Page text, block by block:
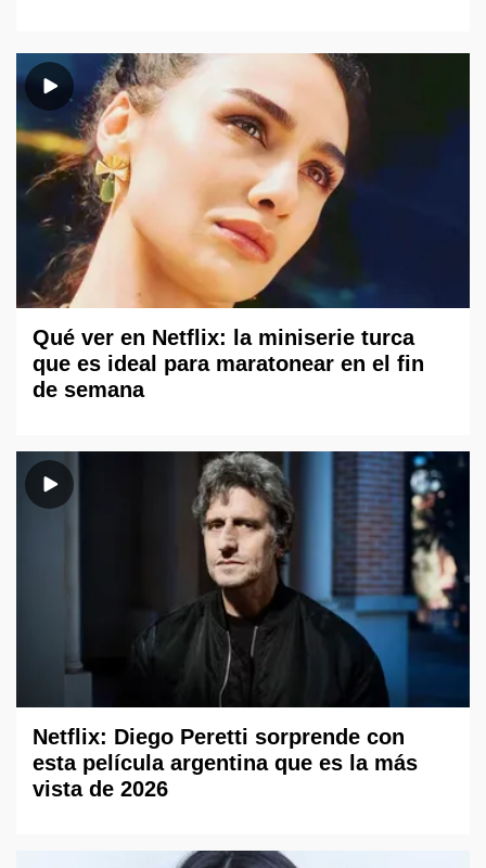
Qué ver en Netflix: la miniserie turca
que es ideal para maratonear en el fin
de semana
Netflix: Diego Peretti sorprende con
esta película argentina que es la más
vista de 2026